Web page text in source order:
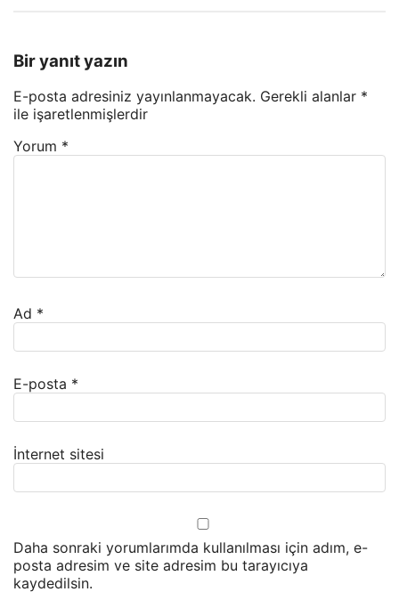
Bir yanıt yazın
E-posta adresiniz yayınlanmayacak. Gerekli alanlar *
ile işaretlenmişlerdir
Yorum *
Ad *
E-posta *
İnternet sitesi
Daha sonraki yorumlarımda kullanılması için adım, e-
posta adresim ve site adresim bu tarayıcıya
kaydedilsin.